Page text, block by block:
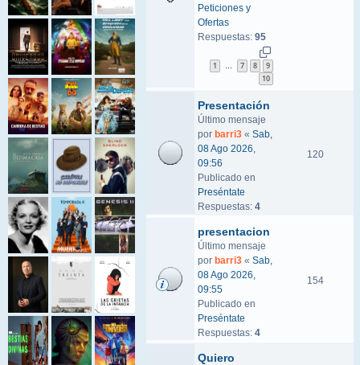
Peticiones y
Ofertas
Respuestas: 95
1 7 8
9
10
Presentación
Último mensaje
por barri3 « Sab,
08 Ago 2026,
09:56
Publicado en
Preséntate
Respuestas: 4
120
presentacion
Último mensaje
por barri3 « Sab,
08 Ago 2026,
09:55
Publicado en
Preséntate
Respuestas: 4
154
Quiero